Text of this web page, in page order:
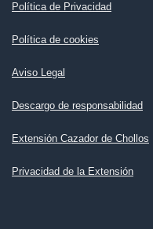
Política de Privacidad
Política de cookies
Aviso Legal
Descargo de responsabilidad
Extensión Cazador de Chollos
Privacidad de la Extensión